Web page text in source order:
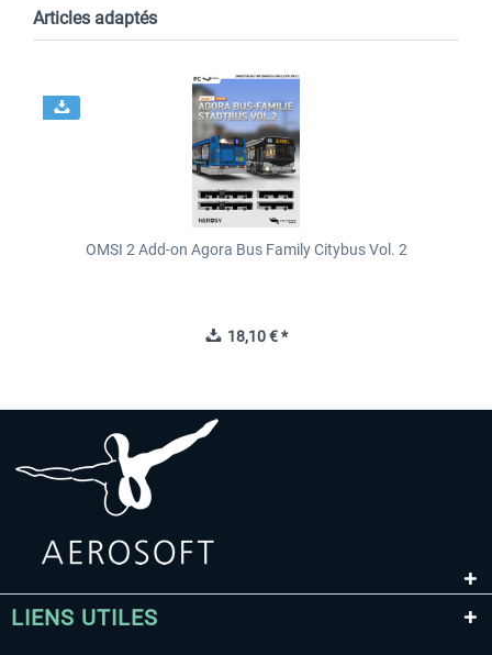
Articles adaptés
OMSI 2 Add-on Agora Bus Family Citybus Vol. 2
18,10 € *
LIENS UTILES